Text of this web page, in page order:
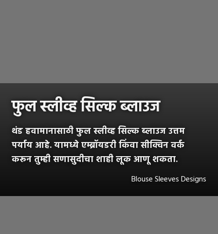
फुल स्लीव्ह सिल्क ब्लाउज
थंड हवामानासाठी फुल स्लीव्ह सिल्क ब्लाउज उत्तम
पर्याय आहे. यामध्ये एम्ब्रॉयडरी किंवा सीक्विन वर्क
करून तुम्ही सणासुदीचा शाही लूक आणू शकता.
Blouse Sleeves Designs